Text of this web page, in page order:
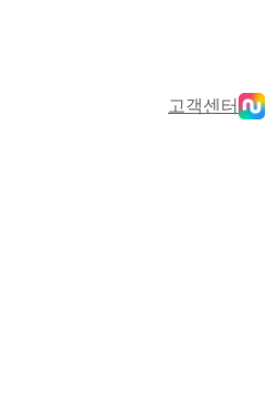
고객센터